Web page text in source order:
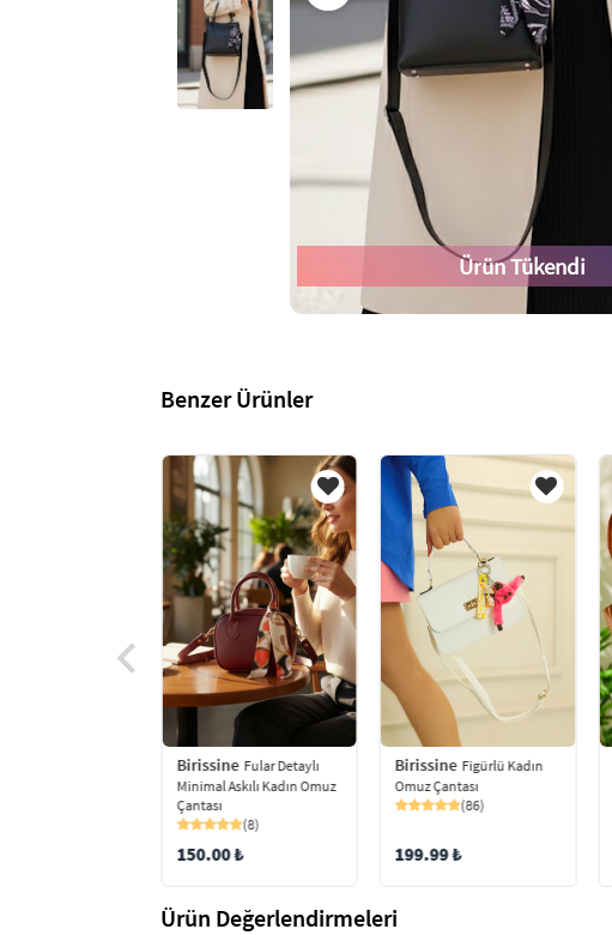
Ürün Tükendi
Benzer Ürünler
Birissine Fular Detaylı
Minimal Askılı Kadın Omuz
Çantası
(8)
150.00 ₺
Birissine Figürlü Kadın
Omuz Çantası
(86)
199.99 ₺
Ürün Değerlendirmeleri